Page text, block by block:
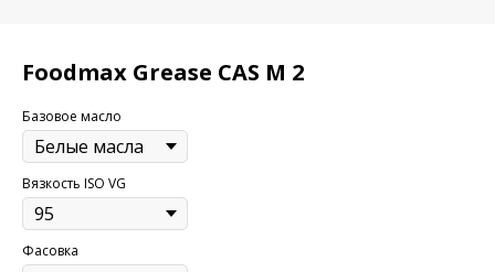
Foodmax Grease CAS M 2
Базовое масло
Вязкость ISO VG
Фасовка